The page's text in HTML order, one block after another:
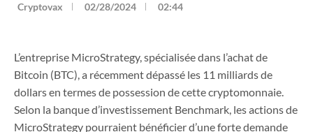
Cryptovax 02/28/2024 02:44
L’entreprise MicroStrategy, spécialisée dans l’achat de
Bitcoin (BTC), a récemment dépassé les 11 milliards de
dollars en termes de possession de cette cryptomonnaie.
Selon la banque d’investissement Benchmark, les actions de
MicroStrategy pourraient bénéficier d’une forte demande